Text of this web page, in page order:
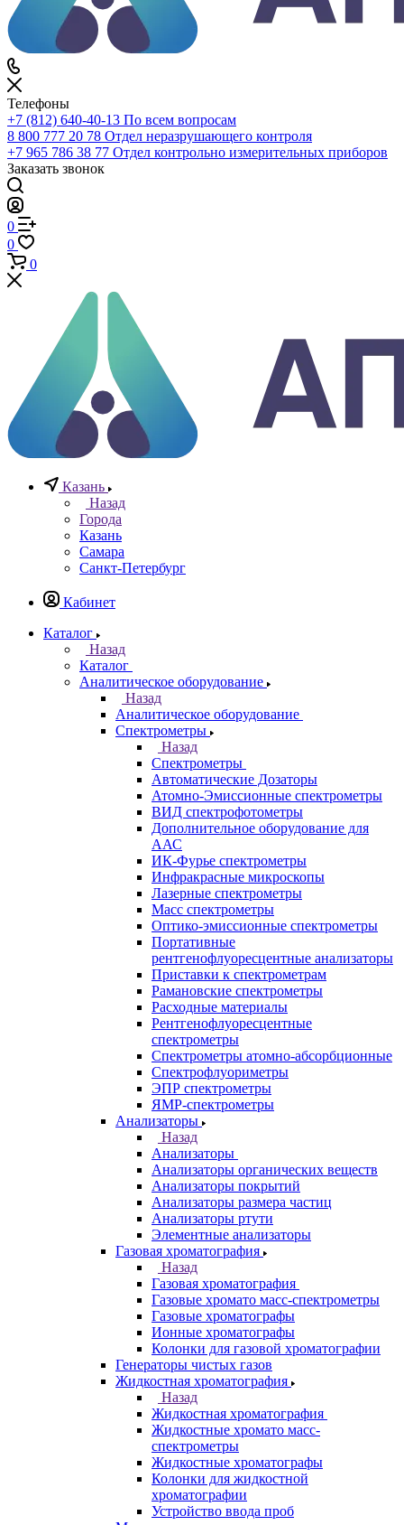
0
Сравнение
0
Избранное
0 Корзина
+7 (812) 640-40-13
По всем вопросам
8 800 777 20 78
Отдел неразрушающего контроля
+7 965 786 38 77
Отдел контрольно измерительных приборов
Заказать звонок
0
0
0
Казань
Назад
Города
Казань
Санкт-Петербург
Аналитическое оборудование
Назад
Аналитическое оборудование
Спектрометры
Назад
Спектрометры
Автоматические Дозаторы
Атомно-Эмиссионные спектрометры
ВИД спектрофотометры
Дополнительное оборудование для
ААС
ИК-Фурье спектрометры
Инфракрасные микроскопы
Лазерные спектрометры
Масс спектрометры
Оптико-эмиссионные спектрометры
Портативные
рентгенофлуоресцентные анализаторы
Приставки к спектрометрам
Рамановские спектрометры
Расходные материалы
Рентгенофлуоресцентные
спектрометры
Спектрометры атомно-абсорбционные
Спектрофлуориметры
ЭПР спектрометры
ЯМР-спектрометры
Анализаторы
Назад
Анализаторы
Анализаторы органических веществ
Анализаторы покрытий
Анализаторы размера частиц
Анализаторы ртути
Элементные анализаторы
Газовая хроматография
Назад
Газовая хроматография
Газовые хромато масс-спектрометры
Газовые хроматографы